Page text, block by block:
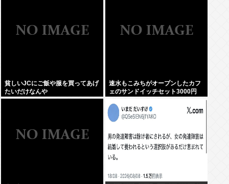
貧しいJCにご飯や服を買ってあげ
たいだけなんや
速水もこみちがオープンしたカフ
ェのサンドイッチセット3000円